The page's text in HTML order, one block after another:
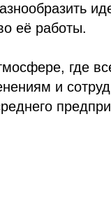
её работы.
где
и